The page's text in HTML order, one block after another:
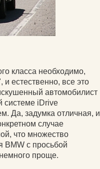
класса необходимо,
естественно, все это
автомобилист
системе iDrive
Да, задумка отличная, и
случае
что множество
BMW с просьбой
проще.